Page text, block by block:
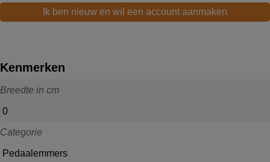
Ik ben nieuw en wil een account aanmaken
Kenmerken
Breedte in cm
0
Categorie
Pedaalemmers